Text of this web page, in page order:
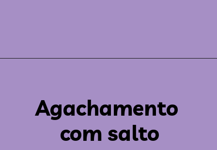
Agachamento
com salto